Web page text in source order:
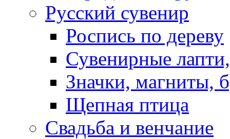
Русский сувенир
Роспись по дереву
Сувенирные
Значки, магниты,
Щепная птица
Свадьба и венчание